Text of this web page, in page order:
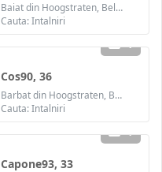
Baiat din Hoogstraten, Belgia
Cauta: Intalniri
1
Cos90, 36
Barbat din Hoogstraten, Belgia
Cauta: Intalniri
1
Capone93, 33